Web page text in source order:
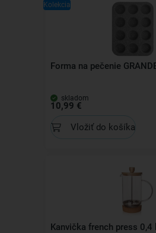
Kolekcia
Forma na pečenie
skladom
10,99 €
Vložiť do košíka
Kanvička french press 0,4 l